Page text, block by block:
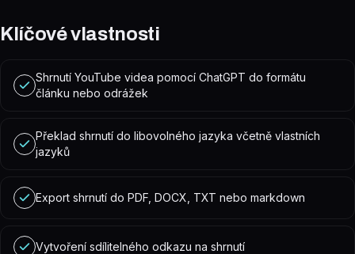
Klíčové vlastnosti
Shrnutí YouTube videa pomocí ChatGPT do formátu
článku nebo odrážek
Překlad shrnutí do libovolného jazyka včetně vlastních
jazyků
Export shrnutí do PDF, DOCX, TXT nebo markdown
Vytvoření sdílitelného odkazu na shrnutí